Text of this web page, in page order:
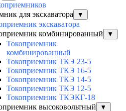
для экскаватора
▼
экскаватора
комбинированный
▼
Токоприемник
комбинированный
Токоприемник ТКЭ 23-5
Токоприемник ТКЭ 16-5
Токоприемник ТКЭ 14-5
Токоприемник ТКЭ 12-5
Токоприемник ТКЭКГ-18
высоковольтный
▼